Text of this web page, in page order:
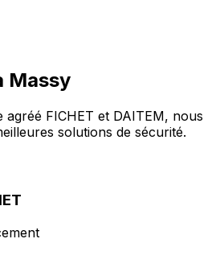
Massy
agréé FICHET et DAITEM, nous
solutions de sécurité.